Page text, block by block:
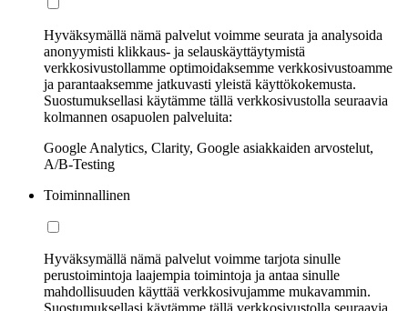
Hyväksymällä nämä palvelut voimme seurata ja analysoida
anonyymisti klikkaus- ja selauskäyttäytymistä
verkkosivustollamme optimoidaksemme verkkosivustoamme
ja parantaaksemme jatkuvasti yleistä käyttökokemusta.
Suostumuksellasi käytämme tällä verkkosivustolla seuraavia
kolmannen osapuolen palveluita:
Google Analytics, Clarity, Google asiakkaiden arvostelut,
A/B-Testing
Toiminnallinen
Hyväksymällä nämä palvelut voimme tarjota sinulle
perustoimintoja laajempia toimintoja ja antaa sinulle
mahdollisuuden käyttää verkkosivujamme mukavammin.